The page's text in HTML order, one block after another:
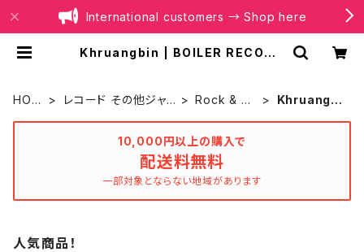
International customers → Shop here
Khruangbin | BOILER RECORD
HOM
レコード その他ジャ
Rock & Po
Khruangbi
10,000円以上の購入で
配送料無料
一部対象とならない地域があります
人気商品！